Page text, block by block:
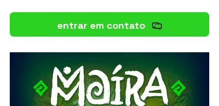
entrar em contato